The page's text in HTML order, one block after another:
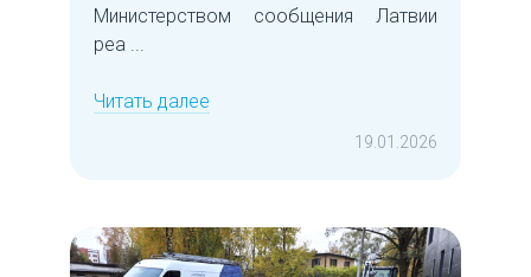
Министерством сообщения Латвии
реа ...
Читать далее
19.01.2026